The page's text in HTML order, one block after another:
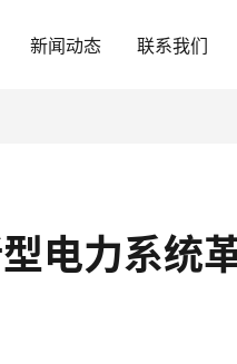
新闻动态 联系我们
电力系统